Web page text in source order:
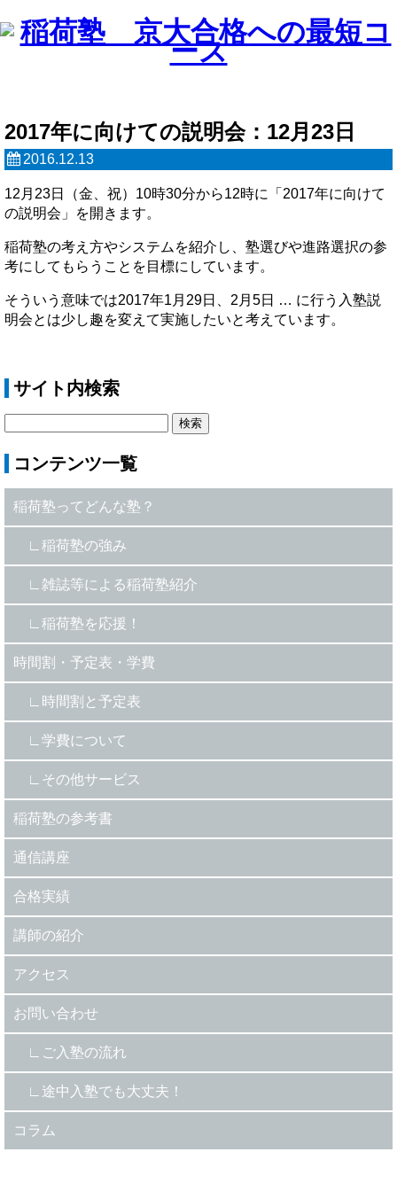
2017年に向けての説明会：12月23日
2016.12.13
12月23日（金、祝）10時30分から12時に「2017年に向けて
の説明会」を開きます。
稲荷塾の考え方やシステムを紹介し、塾選びや進路選択の参
考にしてもらうことを目標にしています。
そういう意味では2017年1月29日、2月5日 … に行う入塾説
明会とは少し趣を変えて実施したいと考えています。
サイト内検索
コンテンツ一覧
稲荷塾ってどんな塾？
稲荷塾の強み
雑誌等による稲荷塾紹介
稲荷塾を応援！
時間割・予定表・学費
時間割と予定表
学費について
その他サービス
稲荷塾の参考書
通信講座
合格実績
講師の紹介
アクセス
お問い合わせ
ご入塾の流れ
途中入塾でも大丈夫！
コラム